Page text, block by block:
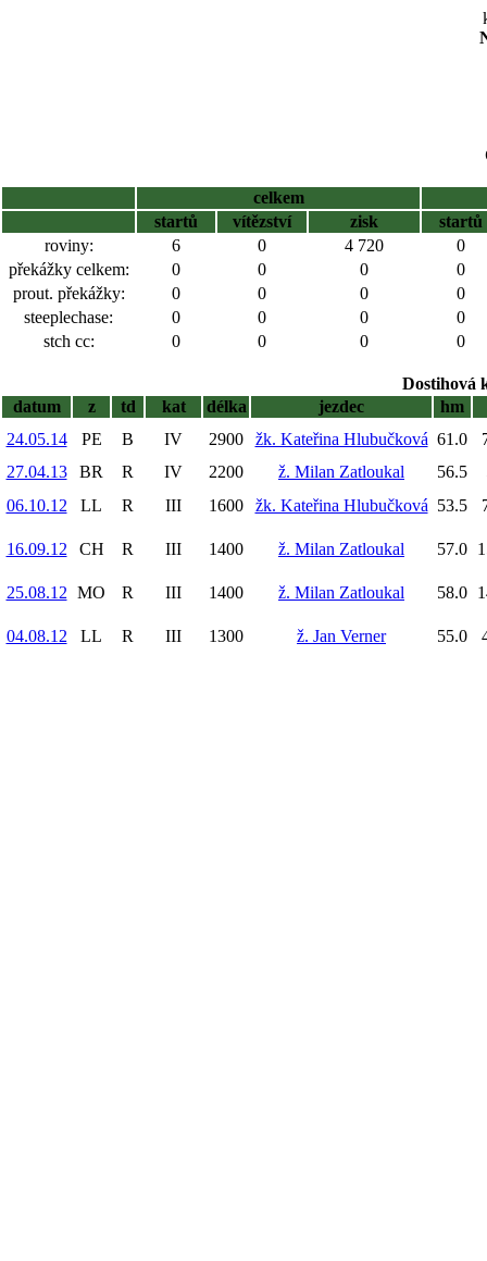
celkem
startů
vítězství zisk
startů
roviny:
6 0 4 720
0
překážky celkem:
0 0 0
0
prout. překážky:
0 0 0
0
steeplechase:
0 0 0
0
stch cc:
0 0 0 0
Dostihová
datum
z td kat délka jezdec
hm
24.05.14
PE B IV 2900 žk. Kateřina Hlubučková 61.0
27.04.13
BR R IV 2200 ž. Milan Zatloukal 56.5
06.10.12
LL R III 1600 žk. Kateřina Hlubučková 53.5
16.09.12 CH R III 1400 ž. Milan Zatloukal 57.0
25.08.12 MO R III 1400 ž. Milan Zatloukal 58.0
04.08.12 LL R III 1300 ž. Jan Verner 55.0